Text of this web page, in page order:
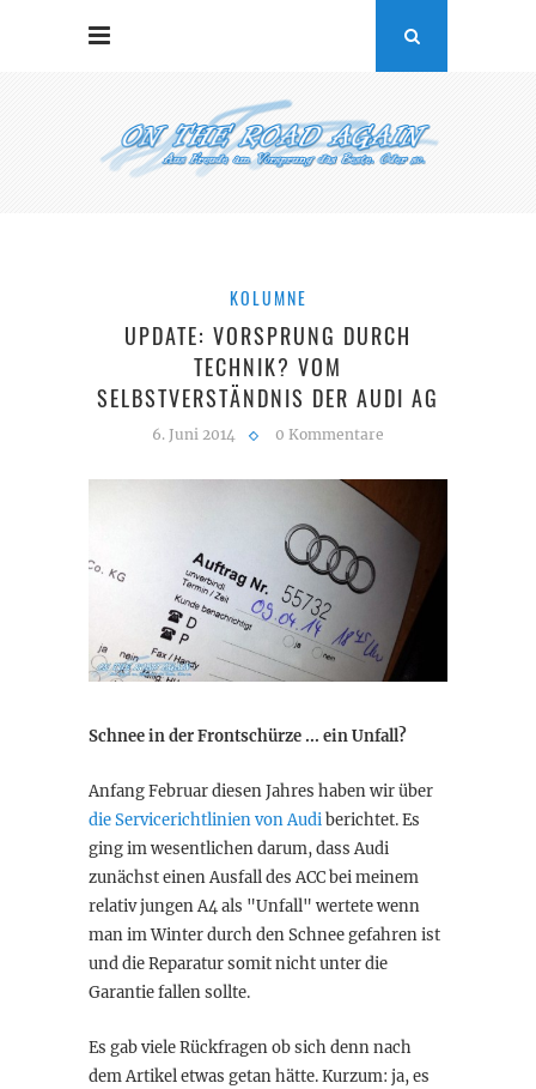
KOLUMNE
UPDATE: VORSPRUNG DURCH
TECHNIK? VOM
SELBSTVERSTÄNDNIS DER AUDI AG
6. Juni 2014 0 Kommentare
Schnee in der Frontschürze ... ein Unfall?
Anfang Februar diesen Jahres haben wir über
die Servicerichtlinien von Audiberichtet. Es
ging im wesentlichen darum, dass Audi
zunächst einen Ausfall des ACC bei meinem
relativ jungen A4 als "Unfall" wertete wenn
man im Winter durch den Schnee gefahren ist
und die Reparatur somit nicht unter die
Garantie fallen sollte.
Es gab viele Rückfragen ob sich denn nach
dem Artikel etwas getan hätte. Kurzum: ja, es